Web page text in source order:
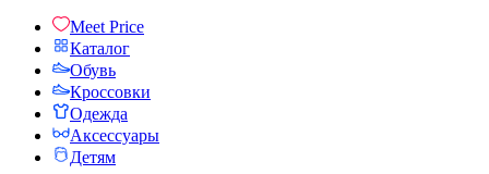
Meet Price
Каталог
Обувь
Кроссовки
Одежда
Аксессуары
Детям